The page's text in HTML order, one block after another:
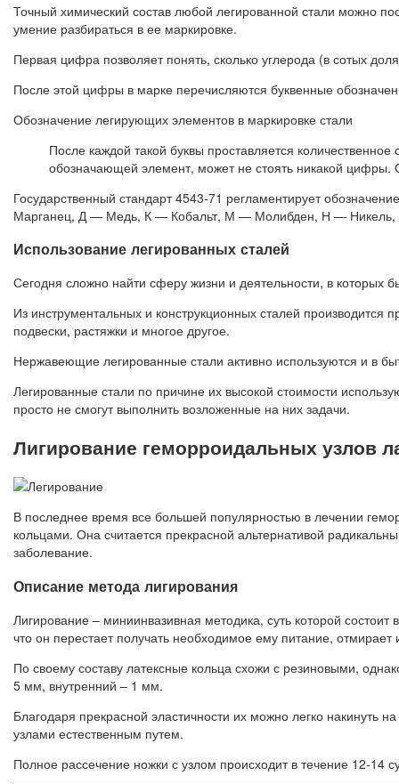
Точный химический состав любой легированной стали можно
умение разбираться в ее маркировке.
Первая цифра позволяет понять, сколько углерода (в сотых
После этой цифры в марке перечисляются буквенные
Обозначение легирующих элементов в маркировке стали
После каждой такой буквы проставляется
обозначающей элемент, может не стоять никакой цифры.
Государственный стандарт 4543-71 регламентирует
Марганец, Д — Медь, К — Кобальт, М — Молибден, Н —
Использование легированных сталей
Сегодня сложно найти сферу жизни и деятельности, в которых
Из инструментальных и конструкционных сталей
подвески, растяжки и многое другое.
Нержавеющие легированные стали активно используются и в
Легированные стали по причине их высокой стоимости
просто не смогут выполнить возложенные на них задачи.
Лигирование геморроидальных узлов
В последнее время все большей популярностью в лечении
кольцами. Она считается прекрасной альтернативой
заболевание.
Описание метода лигирования
Лигирование – миниинвазивная методика, суть которой
что он перестает получать необходимое ему питание, отмирает
По своему составу латексные кольца схожи с резиновыми,
5 мм, внутренний – 1 мм.
Благодаря прекрасной эластичности их можно легко накинуть
узлами естественным путем.
Полное рассечение ножки с узлом происходит в течение 12-14